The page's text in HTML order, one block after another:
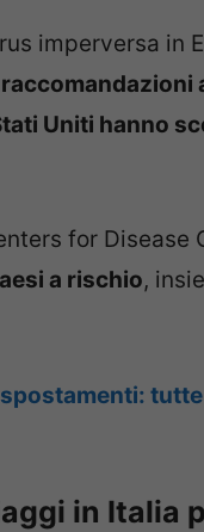
imperversa in
raccomandazioni
Uniti hanno
for Disease
a rischio,
in Italia